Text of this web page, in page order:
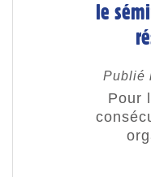
le
Publié
Pour